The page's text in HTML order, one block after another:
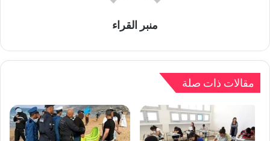
منبر القراء
مقالات ذات صلة